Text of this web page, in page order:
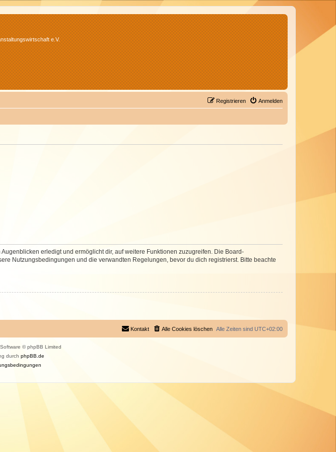
e.V.
Anmelden
Registrieren
erledigt und ermöglicht dir, auf weitere Funktionen zuzugreifen. Die Board-
Nutzungsbedingungen und die verwandten Regelungen, bevor du dich registrierst. Bitte beachte
Alle Zeiten sind UTC+02:00
Alle Cookies löschen
Kontakt
© phpBB Limited
durch phpBB.de